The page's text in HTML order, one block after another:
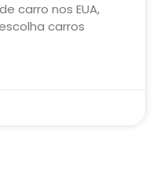
carro nos EUA,
carros